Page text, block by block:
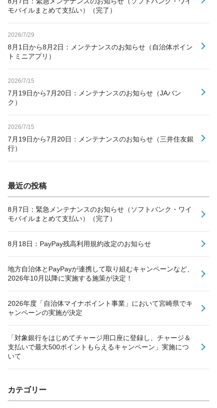
モバイルまとめて支払い）（完了）
2026/7/29
8月1日から8月2日：メンテナンスのお知らせ（自治体ポイン
トミニアプリ）
2026/7/15
7月19日から7月20日：メンテナンスのお知らせ（JAバン
ク）
2026/7/15
7月19日から7月20日：メンテナンスのお知らせ（三井住友銀
行）
最近の投稿
8月7日：緊急メンテナンスのお知らせ（ソフトバンク・ワイ
モバイルまとめて支払い）（完了）
8月18日：PayPay残高利用規約改定のお知らせ
地方自治体とPayPayが連携して取り組むキャンペーンなど、
2026年10月以降に実施する施策が決定！
2026年度「自治体マイナポイント事業」において宮崎県でキ
ャンペーンの実施が決定
「対象銀行をはじめてチャージ用口座に登録し、チャージ＆
支払いで最大500ポイントもらえるキャンペーン」実施につ
いて
カテゴリー